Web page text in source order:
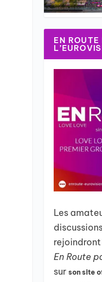
EN ROUTE
Les
En Route
surson site